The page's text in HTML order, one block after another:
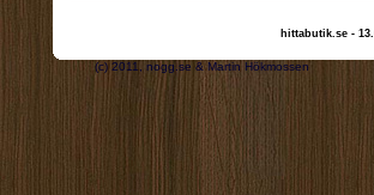
hittabutik.se -
(c) 2011, nogg.se & Martin